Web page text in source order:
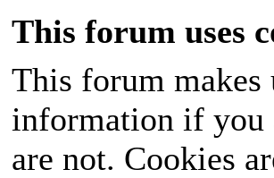
This forum uses
This forum
information if you
are not. Cookies